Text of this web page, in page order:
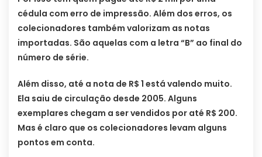
cédula com erro de impressão. Além dos erros, os
colecionadores também valorizam as notas
importadas. São aquelas com a letra “B” ao final do
número de série.
Além disso, até a nota de R$ 1 está valendo muito.
Ela saiu de circulação desde 2005. Alguns
exemplares chegam a ser vendidos por até R$ 200.
Mas é claro que os colecionadores levam alguns
pontos em conta.